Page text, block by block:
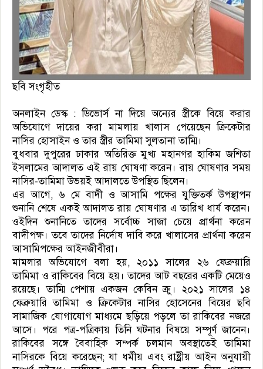
ছবি সংগৃহীত
অনলাইন ডেস্ক : ডিভোর্স না দিয়ে অন্যের স্ত্রীকে বিয়ে করার
অভিযোগে দায়ের করা মামলায় খালাস পেয়েছেন ক্রিকেটার
নাসির হোসাইন ও তার স্ত্রীর তামিমা সুলতানা তাম্মি।
বুধবার দুপুরের ঢাকার অতিরিক্ত মুখ্য মহানগর হাকিম জশিতা
ইসলামের আদালত এই রায় ঘোষণা করেন। রায় ঘোষণার সময়
নাসির-তামিমা উভয়ই আদালতে উপস্থিত ছিলেন।
এর আগে, ৬ মে বাদী ও আসামি পক্ষের যুক্তিতর্ক উপস্থাপন
শুনানি শেষে একই আদালত রায় ঘোষণার এ তারিখ ধার্য করেন।
ওইদিন শুনানিতে তাদের সর্বোচ্চ সাজা চেয়ে প্রার্থনা করেন
বাদীপক্ষ। তবে তাদের নির্দোষ দাবি করে খালাসের প্রার্থনা করেন
আসামিপক্ষের আইনজীবীরা।
মামলার অভিযোগে বলা হয়, ২০১১ সালের ২৬ ফেব্রুয়ারি
তামিমা ও রাকিবের বিয়ে হয়। তাদের আট বছরের একটি মেয়েও
রয়েছে। তাম্মি পেশায় একজন কেবিন ক্রু। ২০২১ সালের ১৪
ফেব্রুয়ারি তামিমা ও ক্রিকেটার নাসির হোসেনের বিয়ের ছবি
সামাজিক যোগাযোগ মাধ্যমে ছড়িয়ে পড়লে তা রাকিবের নজরে
আসে। পরে পত্র-পত্রিকায় তিনি ঘটনার বিষয়ে সম্পূর্ণ জানেন।
রাকিবের সঙ্গে বৈবাহিক সম্পর্ক চলমান অবস্থাতেই তামিমা
নাসিরকে বিয়ে করেছেন; যা ধর্মীয় এবং রাষ্ট্রীয় আইন অনুযায়ী